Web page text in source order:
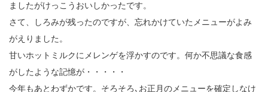
ましたがけっこうおいしかったです。
さて、しろみが残ったのですが、忘れかけていたメニューがよみ
がえりました。
甘いホットミルクにメレンゲを浮かすのです。何か不思議な食感
がしたような記憶が・・・・・
今年もあとわずかです。そろそろ､お正月のメニューを確定しなけ